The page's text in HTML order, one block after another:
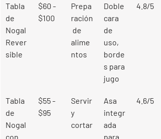
Tabla
de
Nogal
Rever
sible
$60 -
$100
Prepa
ración
de
alime
ntos
Doble
cara
de
uso,
borde
s para
jugo
4.8/5
Tabla
de
Nogal
con
$55 -
$95
Servir
y
cortar
Asa
integr
ada
para
4.6/5